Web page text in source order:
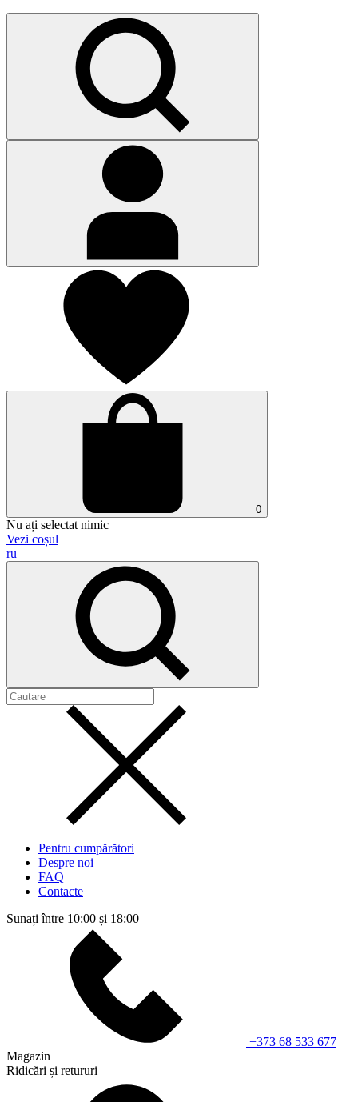
0
Nu ați selectat nimic
Vezi coșul
ru
Pentru cumpărători
Despre noi
FAQ
Contacte
Sunați între 10:00 și 18:00
+373 68 533 677
Magazin
Ridicări și retururi